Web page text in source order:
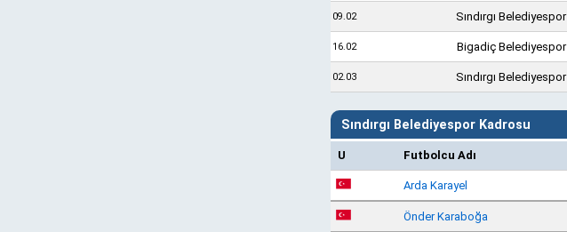
09.02 Sındırgı Belediyespor
16.02 Bigadiç Belediyespor
02.03 Sındırgı Belediyespor
Sındırgı Belediyespor Kadrosu
U Futbolcu Adı
Arda Karayel
Önder Karaboğa